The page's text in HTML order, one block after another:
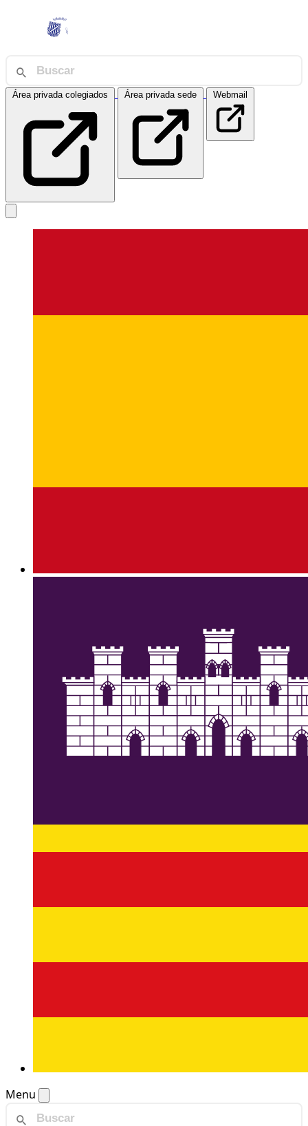
Área privada colegiados Área privada sede Webmail
Menu